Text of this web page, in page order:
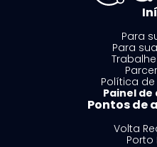
Para
Para
Política
Painel
Pontos de
Volta
Porto